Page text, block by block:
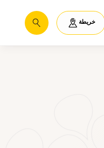
خريطة
يبحث